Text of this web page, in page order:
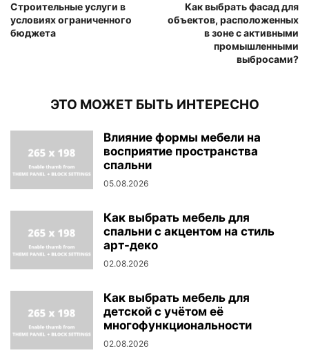
Строительные услуги в
условиях ограниченного
бюджета
Как выбрать фасад для
объектов, расположенных
в зоне с активными
промышленными
выбросами?
ЭТО МОЖЕТ БЫТЬ ИНТЕРЕСНО
Влияние формы мебели на
восприятие пространства
спальни
05.08.2026
Как выбрать мебель для
спальни с акцентом на стиль
арт-деко
02.08.2026
Как выбрать мебель для
детской с учётом её
многофункциональности
02.08.2026